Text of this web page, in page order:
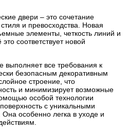
двери – это сочетание
и превосходства. Новая
элементы, четкость линий и
соответствует новой
выполняет все требования к
безопасным декоративным
строение, что
и минимизирует возможные
особой технологии
с уникальными
особенно легка в уходе и